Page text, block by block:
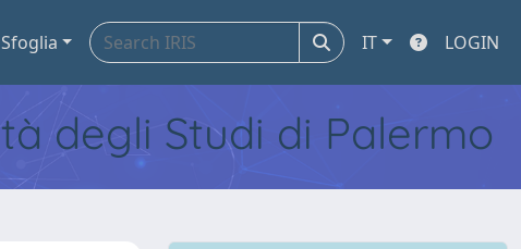
Sfoglia IT LOGIN
degli Studi di Palermo